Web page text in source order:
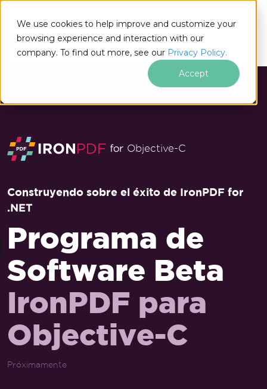
We use cookies to help improve and customize your
browsing experience and interaction with our
company. To find out more, see our Privacy Policy.
Accept
Objective-C
Construyendo sobre el éxito de IronPDF for
.NET
Programa de
Software Beta
IronPDF para
Objective-C
Próximamente